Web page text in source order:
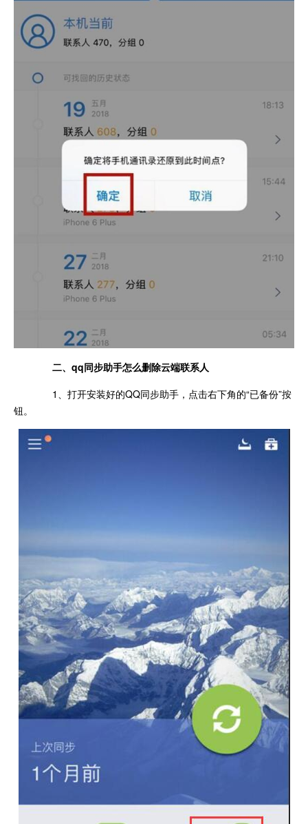
二、qq同步助手怎么删除云端联系人
1、打开安装好的QQ同步助手，点击右下角的“已备份”按
钮。